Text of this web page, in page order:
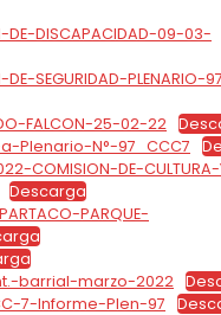
DE-DISCAPACIDAD-09-03-
DE-SEGURIDAD-
FALCON-25-02-22
Plenario-N°-97_CCC7
COMISION-DE-
Descarga
PARQUE-
barrial-marzo-2022
7-Informe-Plen-97